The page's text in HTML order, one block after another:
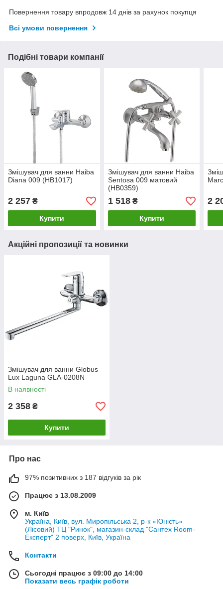
Повернення товару впродовж 14 днів за рахунок покупця
Всі умови повернення
Подібні товари компанії
Змішувач для ванни Haiba
Diana 009 (HB1017)
2 257 ₴
Купити
Змішувач для ванни Haiba
Sentosa 009 матовий
(HB0359)
1 518₴
Купити
2
Акційні пропозиції та новинки
Змішувач для ванни Globus
Lux Laguna GLA-0208N
В наявності
2 358 ₴
Купити
Про нас
97% позитивних з 187 відгуків за рік
Працює з 13.08.2009
м. Київ
Україна, Київ, вул. Миропільська 2, р-к «Юність»
(Лісовий) ТЦ "Ринок", магазин-склад "Сантех Room-
Експерт" 2 поверх, Київ, Україна
Контакти
Сьогодні працює з 09:00 до 14:00
Показати весь графік роботи